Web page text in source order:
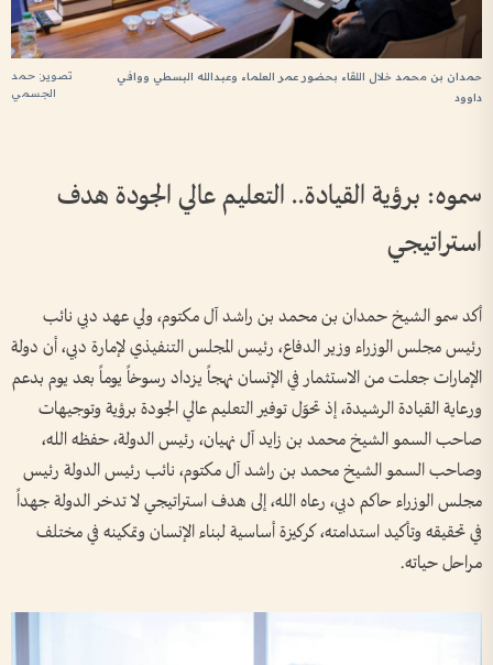
تصوير: حمد
الجسمي
حمدان بن محمد خلال اللقاء بحضور عمر العلماء وعبدالله البسطي ووافي
داوود
سموه: برؤية القيادة.. التعليم عالي الجودة هدف
استراتيجي
أكد سمو الشيخ حمدان بن محمد بن راشد آل مكتوم، ولي عهد دبي نائب
رئيس مجلس الوزراء وزير الدفاع، رئيس المجلس التنفيذي لإمارة دبي، أن دولة
الإمارات جعلت من الاستثمار في الإنسان نهجاً يزداد رسوخاً يوماً بعد يوم بدعم
ورعاية القيادة الرشيدة، إذ تحوّل توفير التعليم عالي الجودة برؤية وتوجيهات
صاحب السمو الشيخ محمد بن زايد آل نهيان، رئيس الدولة، حفظه الله،
وصاحب السمو الشيخ محمد بن راشد آل مكتوم، نائب رئيس الدولة رئيس
مجلس الوزراء حاكم دبي، رعاه الله، إلى هدف استراتيجي لا تدخر الدولة جهداً
في تحقيقه وتأكيد استدامته، كركيزة أساسية لبناء الإنسان وتمكينه في مختلف
مراحل حياته.